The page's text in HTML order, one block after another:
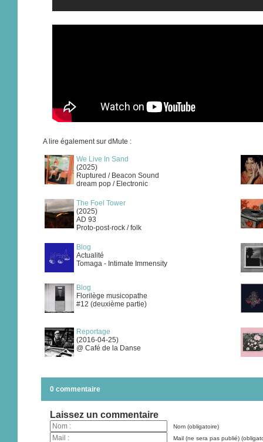
A lire également sur dMute :
We Live In Sand
(2025)
Ruptured / Beacon Sound
dream pop / Electronic
The Foel Tower
(2025)
AD 93
Proto-post-rock / folk
Blog
Actualité
Tomaga - Intimate Immensity
Blog
Florilège musicopathe
#12 (deuxième partie)
Reportage
(2016-04-25)
@ Café de la Danse
0 commentaire
Laissez un commentaire
Nom (obligatoire)
Mail (ne sera pas publié)